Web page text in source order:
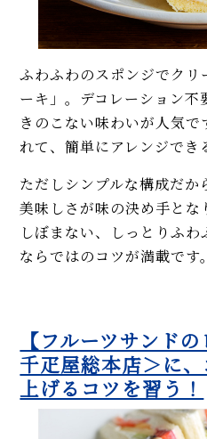
ふわふわのスポンジでク
ーキ」。デコレーション
きのこない味わいが人気で
れて、簡単にアレンジでき
ただしシンプルな構成だ
美味しさが味の決め手とな
しぼまない、しっとりふ
ならではのコツが満載です。
【フルーツサンド
千疋屋総本店＞に
上げるコツを習う！